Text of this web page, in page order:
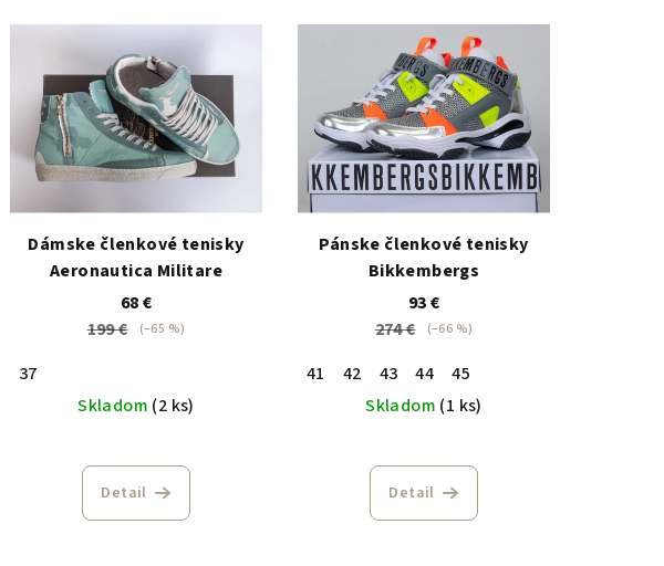
Dámske členkové tenisky
Aeronautica Militare
68 €
199 €
(–65 %)
37
Skladom (2 ks)
Detail
Pánske členkové tenisky
Bikkembergs
93 €
274 €
(–66 %)
41 42 43 44
45
Skladom (1 ks)
Detail